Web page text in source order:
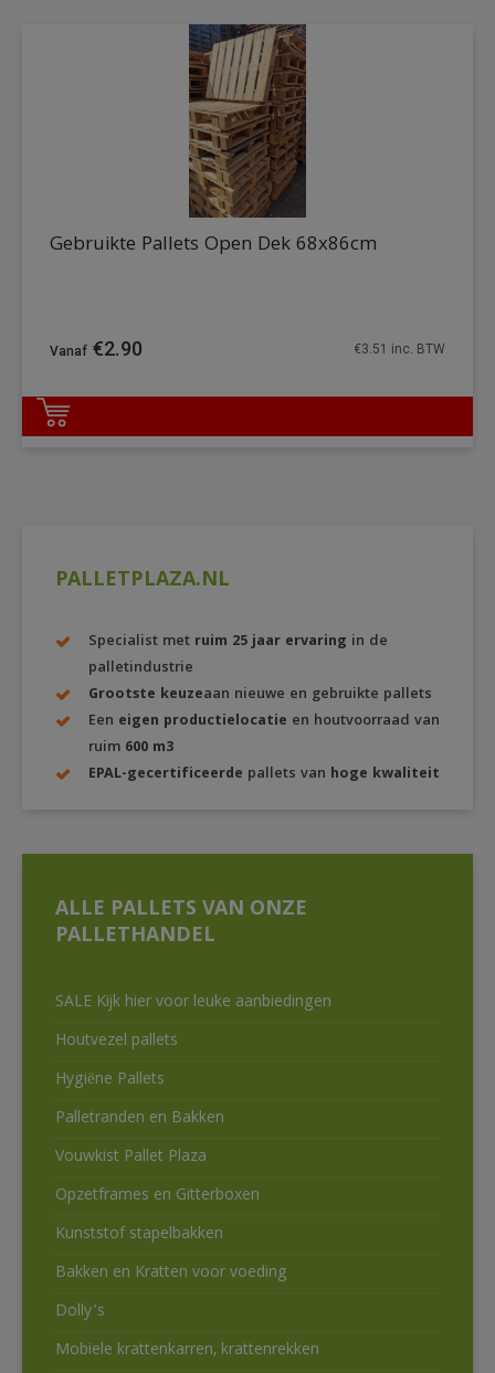
PALLETPLAZA.NL
Specialist met ruim 25 jaar ervaring in de
palletindustrie
Grootste keuzeaan nieuwe en gebruikte pallets
Een eigen productielocatie en houtvoorraad van
ruim 600 m3
EPAL-gecertificeerde pallets van hoge kwaliteit
ALLE PALLETS VAN ONZE
PALLETHANDEL
SALE Kijk hier voor leuke aanbiedingen
Houtvezel pallets
Hygiëne Pallets
Palletranden en Bakken
Vouwkist Pallet Plaza
Opzetframes en Gitterboxen
Kunststof stapelbakken
Bakken en Kratten voor voeding
Dolly’s
Mobiele krattenkarren, krattenrekken
DETAILS
Gebruikte Pallets Open Dek 68x86cm
€2.90 €3.51 inc. BTW